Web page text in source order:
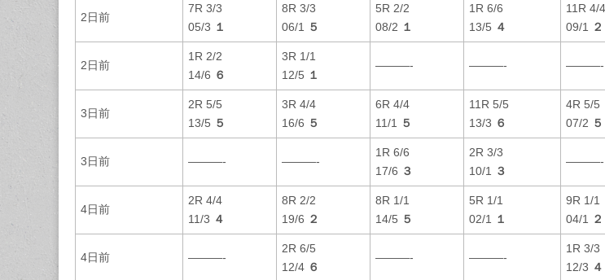
2日前
7R 3/3
05/3 １
8R 3/3
06/1
５
5R 2/2
08/2 １
1R 6/6
13/5 ４
11R 4/4
09/1
２
2日前
1R 2/2
14/6 ６
3R 1/1
12/5 １
———- ———- ———-
3日前
2R 5/5
13/5 ５
3R 4/4
16/6 ５
6R 4/4
11/1
５
11R 5/5
13/3 ６
4R 5/5
07/2 ５
3日前 ———- ———-
1R 6/6
17/6 ３
2R 3/3
10/1
３
———-
4日前
2R 4/4
11/3 ４
8R 2/2
19/6 ２
8R 1/1
14/5 ５
5R 1/1
02/1
１
9R 1/1
04/1
２
4日前 ———-
2R 6/5
12/4 ６
———- ———-
1R 3/3
12/3 ４